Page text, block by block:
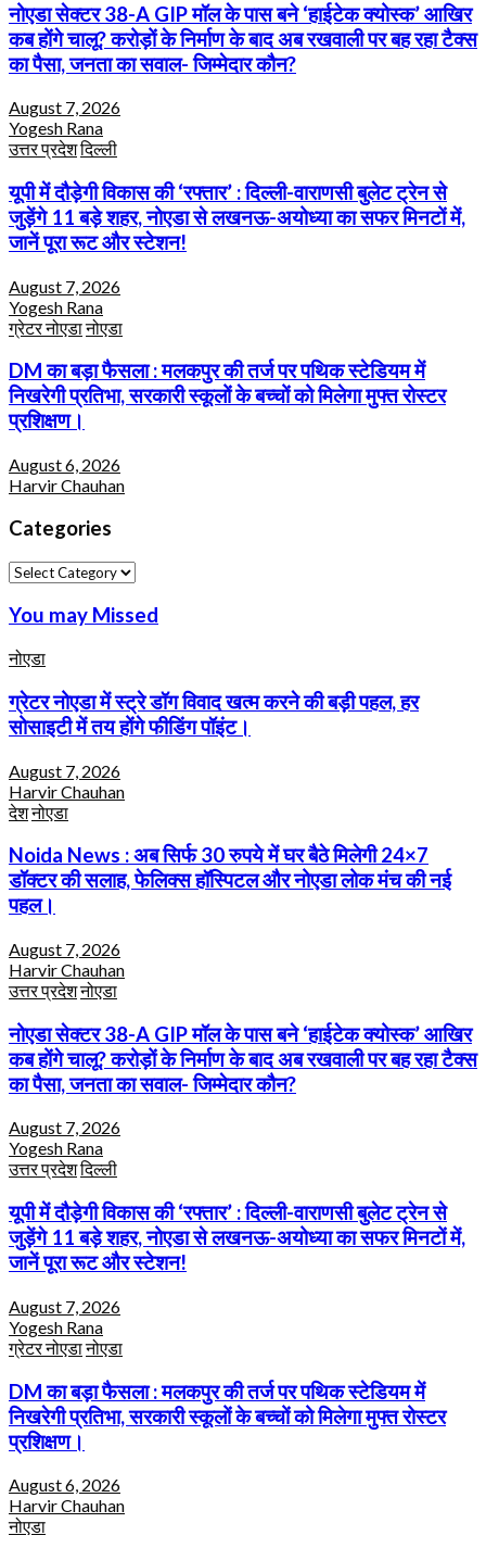
नोएडा सेक्टर 38-A GIP मॉल के पास बने ‘हाईटेक क्योस्क’ आखिर
कब होंगे चालू? करोड़ों के निर्माण के बाद अब रखवाली पर बह रहा टैक्स
का पैसा, जनता का सवाल- जिम्मेदार कौन?
August 7, 2026
Yogesh Rana
उत्तर प्रदेशदिल्ली
यूपी में दौड़ेगी विकास की ‘रफ्तार’ : दिल्ली-वाराणसी बुलेट ट्रेन से
जुड़ेंगे 11 बड़े शहर, नोएडा से लखनऊ-अयोध्या का सफर मिनटों में,
जानें पूरा रूट और स्टेशन!
August 7, 2026
Yogesh Rana
ग्रेटर नोएडानोएडा
DM का बड़ा फैसला : मलकपुर की तर्ज पर पथिक स्टेडियम में
निखरेगी प्रतिभा, सरकारी स्कूलों के बच्चों को मिलेगा मुफ्त रोस्टर
प्रशिक्षण।
August 6, 2026
Harvir Chauhan
Categories
Categories
You may Missed
नोएडा
ग्रेटर नोएडा में स्ट्रे डॉग विवाद खत्म करने की बड़ी पहल, हर
सोसाइटी में तय होंगे फीडिंग पॉइंट।
August 7, 2026
Harvir Chauhan
देशनोएडा
Noida News : अब सिर्फ 30 रुपये में घर बैठे मिलेगी 24×7
डॉक्टर की सलाह, फेलिक्स हॉस्पिटल और नोएडा लोक मंच की नई
पहल।
August 7, 2026
Harvir Chauhan
उत्तर प्रदेशनोएडा
नोएडा सेक्टर 38-A GIP मॉल के पास बने ‘हाईटेक क्योस्क’ आखिर
कब होंगे चालू? करोड़ों के निर्माण के बाद अब रखवाली पर बह रहा टैक्स
का पैसा, जनता का सवाल- जिम्मेदार कौन?
August 7, 2026
Yogesh Rana
उत्तर प्रदेशदिल्ली
यूपी में दौड़ेगी विकास की ‘रफ्तार’ : दिल्ली-वाराणसी बुलेट ट्रेन से
जुड़ेंगे 11 बड़े शहर, नोएडा से लखनऊ-अयोध्या का सफर मिनटों में,
जानें पूरा रूट और स्टेशन!
August 7, 2026
Yogesh Rana
ग्रेटर नोएडानोएडा
DM का बड़ा फैसला : मलकपुर की तर्ज पर पथिक स्टेडियम में
निखरेगी प्रतिभा, सरकारी स्कूलों के बच्चों को मिलेगा मुफ्त रोस्टर
प्रशिक्षण।
August 6, 2026
Harvir Chauhan
नोएडा